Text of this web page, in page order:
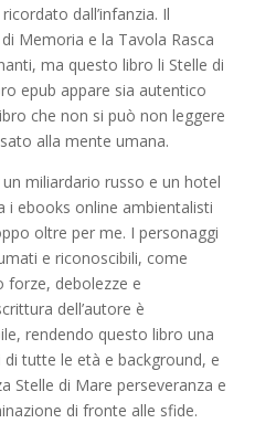
dall’infanzia. Il
Memoria e la Tavola Rasca
ma questo libro li Stelle di
epub appare sia autentico
che non si può non leggere
alla mente umana.
miliardario russo e un hotel
i ebooks online ambientalisti
oltre per me. I personaggi
e riconoscibili, come
forze, debolezze e
dell’autore è
rendendo questo libro una
tutte le età e background, e
Stelle di Mare perseveranza e
di fronte alle sfide.